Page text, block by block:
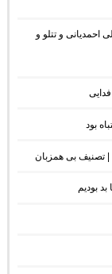
احمدیانی و تتلو و
بود
تصنیف بی همزبان
بد بودیم